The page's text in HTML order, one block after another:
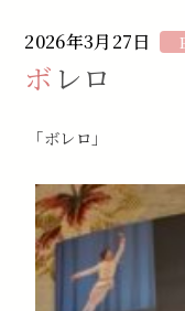
2026年3月27日
ボレロ
｢ボレロ｣